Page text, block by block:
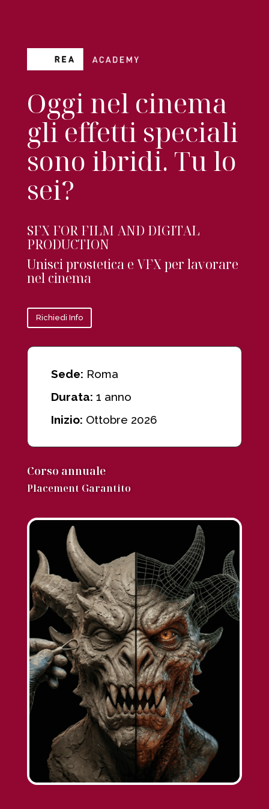
Oggi nel cinema
gli effetti speciali
sono ibridi. Tu lo
sei?
SFX FOR FILM AND DIGITAL
PRODUCTION
Unisci prostetica e VFX per lavorare
nel cinema
Richiedi Info
Sede: Roma
Durata:1 anno
Inizio: Ottobre 2026
Corso annuale
Placement Garantito